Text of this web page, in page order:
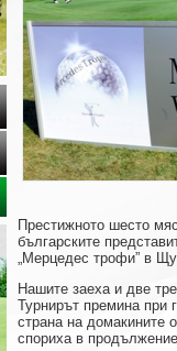
Престижното шесто
българските
„Мерцедес трофи” в
Нашите заеха и две
Турнирът премина при
страна на домакините
спориха в